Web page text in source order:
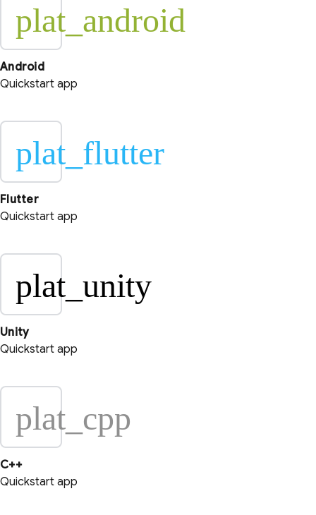
plat_android
Android
Quickstart app
plat_flutter
Flutter
Quickstart app
plat_unity
Unity
Quickstart app
plat_cpp
C++
Quickstart app